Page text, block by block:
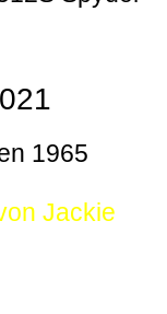
1965
Jackie